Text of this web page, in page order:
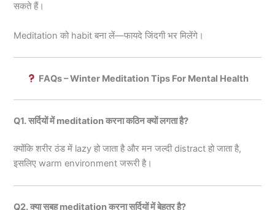
सकते हैं।
Meditation को habit बना लें—फायदे जिंदगी भर मिलेंगे।
FAQs – Winter Meditation Tips For Mental Health
Q1. सर्दियों में meditation करना कठिन क्यों लगता है?
क्योंकि शरीर ठंड में lazy हो जाता है और मन जल्दी distract हो जाता है,
इसलिए warm environment जरूरी है।
Q2. क्या सुबह meditation करना सर्दियों में बेहतर है?